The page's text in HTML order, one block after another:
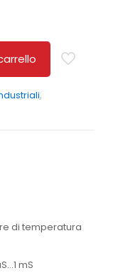
,
di temperatura
mS